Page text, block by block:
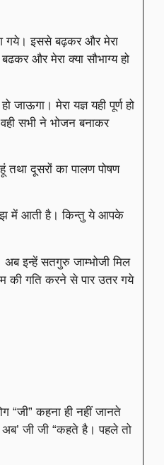
आ गये। इससे बढ़कर और मेरा
और मेरा क्या सौभाग्य हो
मेरा यज्ञ यही पूर्ण हो
सभी ने भोजन बनाकर
तथा दूसरों का पालण पोषण
में आती है। किन्तु ये आपके
इन्हें सतगुरु जाम्भोजी मिल
की गति करने से पार उतर गये
“जी” कहना ही नहीं जानते
जी जी “कहते है। पहले तो